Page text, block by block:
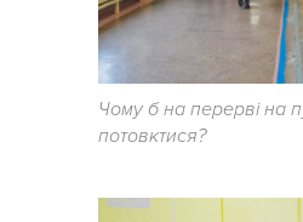
Чому б на перерві на
потовктися?